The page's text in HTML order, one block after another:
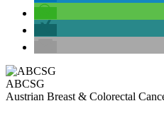
ABCSG
Austrian Breast & Colorectal